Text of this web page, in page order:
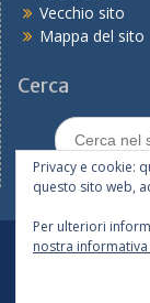
Vecchio sito
Mappa del sito
Cerca
Search
for:
In primo
Privacy e cookie:
questo sito web,
Per ulteriori
nostra